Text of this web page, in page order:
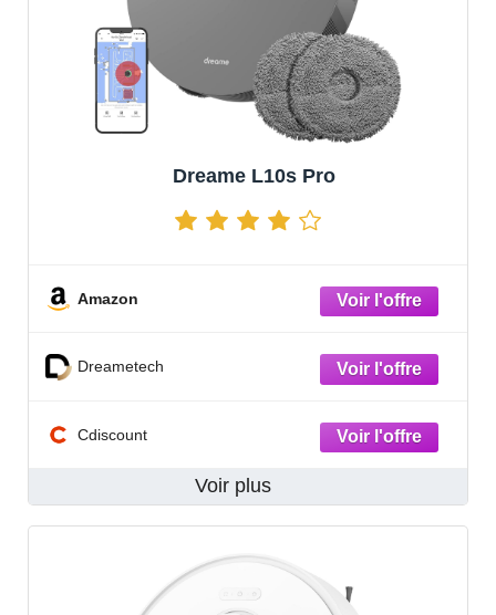
Dreame L10s Pro
Amazon
Dreametech
Cdiscount
Voir plus